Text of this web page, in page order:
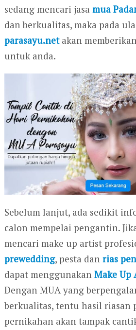
sedang mencari jasa mua
dan berkualitas, maka pada
parasayu.netakan
untuk anda.
Sebelum lanjut, ada sedikit
calon mempelai pengantin.
mencari make up artist
prewedding, pesta dan rias
dapat menggunakan Make Up
Dengan MUA yang
berkualitas, tentu hasil riasan
pernikahan akan tampak